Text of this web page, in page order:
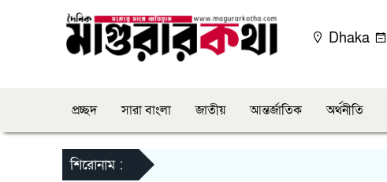
Dhaka
প্রচ্ছদ সারা বাংলা জাতীয় আন্তর্জাতিক অর্থনীতি
শিরোনাম :